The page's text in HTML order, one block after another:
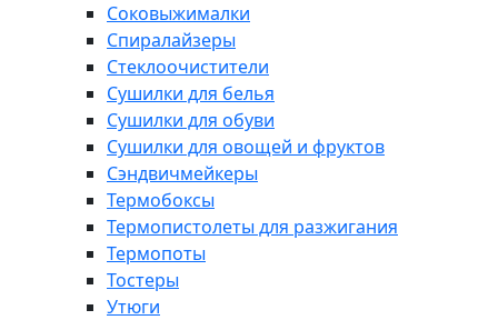
Соковыжималки
Спиралайзеры
Стеклоочистители
Сушилки для белья
Сушилки для обуви
Сушилки для овощей и фруктов
Сэндвичмейкеры
Термобоксы
Термопистолеты для разжигания
Термопоты
Тостеры
Утюги